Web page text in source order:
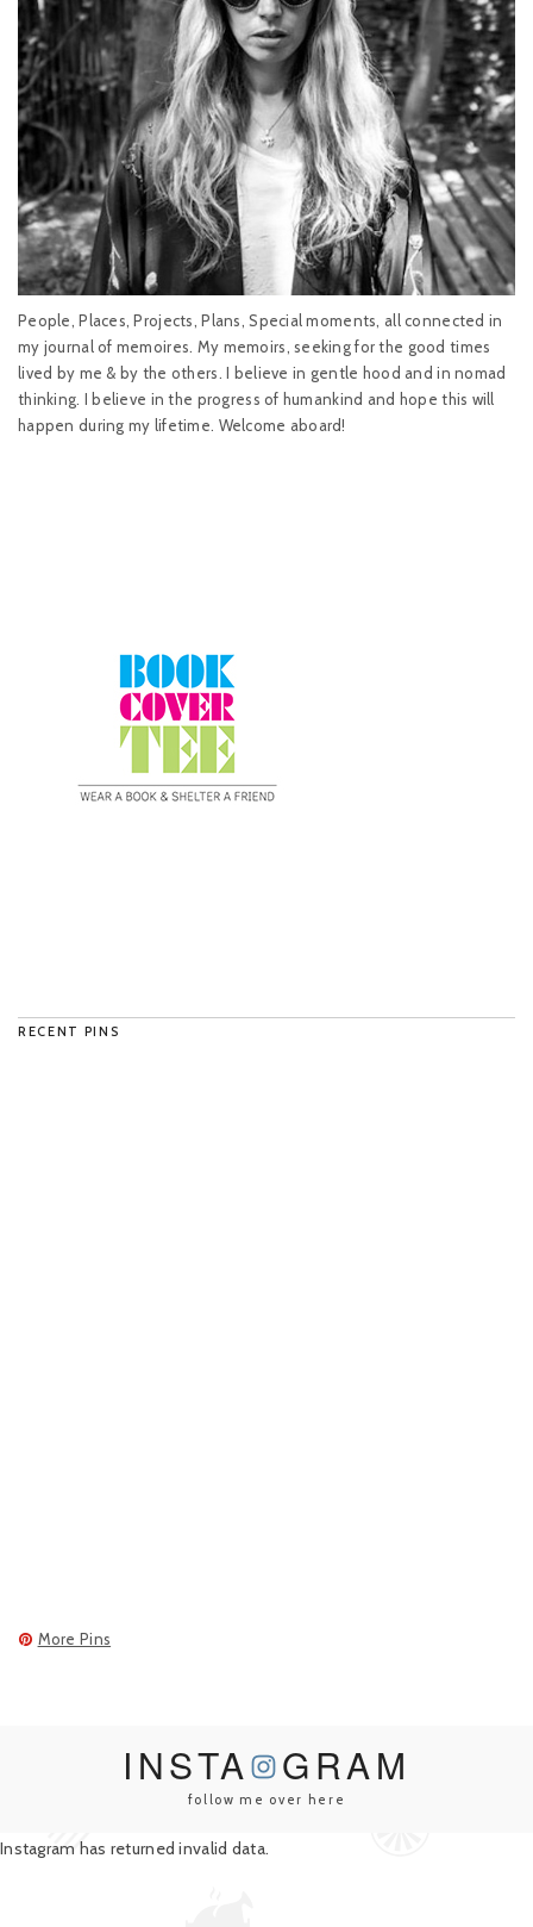
People, Places, Projects, Plans, Special moments, all connected in
my journal of memoires. My memoirs, seeking for the good times
lived by me & by the others. I believe in gentle hood and in nomad
thinking. I believe in the progress of humankind and hope this will
happen during my lifetime. Welcome aboard!
RECENT PINS
More Pins
INSTA GRAM
follow me over here
Instagram has returned invalid data.